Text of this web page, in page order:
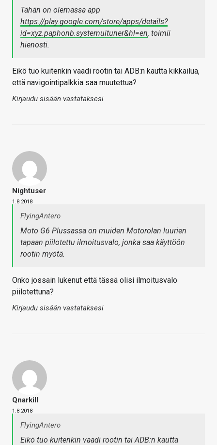
Tähän on olemassa app
https://play.google.com/store/apps/details?
id=xyz.paphonb.systemuituner&hl=en, toimii
hienosti.
Eikö tuo kuitenkin vaadi rootin tai ADB:n kautta kikkailua,
että navigointipalkkia saa muutettua?
Kirjaudu sisään vastataksesi
Nightuser
1.8.2018
FlyingAntero
Moto G6 Plussassa on muiden Motorolan luurien
tapaan piilotettu ilmoitusvalo, jonka saa käyttöön
rootin myötä.
Onko jossain lukenut että tässä olisi ilmoitusvalo
piilotettuna?
Kirjaudu sisään vastataksesi
Qnarkill
1.8.2018
FlyingAntero
Eikö tuo kuitenkin vaadi rootin tai ADB:n kautta